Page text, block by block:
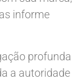
informe
profunda
a autoridade